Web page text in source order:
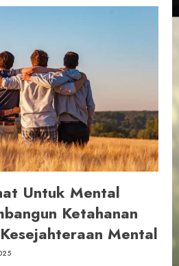
Untuk Mental
Ketahanan
Mental